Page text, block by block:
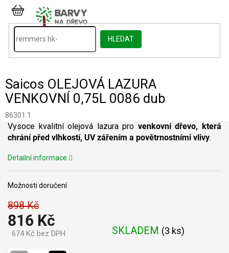
Přejít
obsah
HLEDAT
NÁKUPNÍ
KOŠÍK
Saicos OLEJOVÁ LAZURA
VENKOVNÍ 0,75L 0086 dub
86301.1
898 Kč
816 Kč
674 Kč bez DPH SKLADEM (3 ks)
Možnosti doručení
Vysoce kvalitní olejová lazura pro venkovní dřevo, která
chrání před vlhkostí, UV zářením a povětrnostními vlivy.
Detailní informace